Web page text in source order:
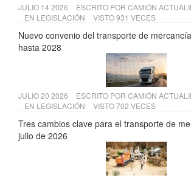
JULIO 14 2026 ESCRITO POR CAMIÓN
EN LEGISLACIÓN VISTO 931 VECES
Nuevo convenio del transporte de
hasta 2028
JULIO 20 2026 ESCRITO POR CAMIÓN
EN LEGISLACIÓN VISTO 702 VECES
Tres cambios clave para el transporte de
julio de 2026